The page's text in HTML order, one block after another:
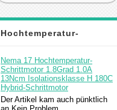
Hochtemperatur-
Schrittmotor
Kommentar
Nema 17 Hochtemperatur-
Schrittmotor 1.8Grad 1.0A
13Ncm Isolationsklasse H 180C
Hybrid-Schrittmotor
Der Artikel kam auch pünktlich